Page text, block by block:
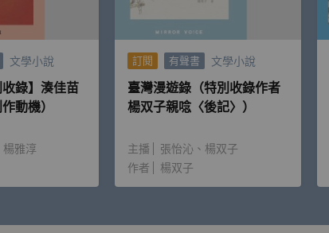
文學小說
錄】湊佳苗
動機）
楊雅淳
訂閱 有聲書 文學小說
臺灣漫遊錄（特別收錄作者
楊双子親唸〈後記〉）
主播 張怡沁
楊双子
作者
楊双子